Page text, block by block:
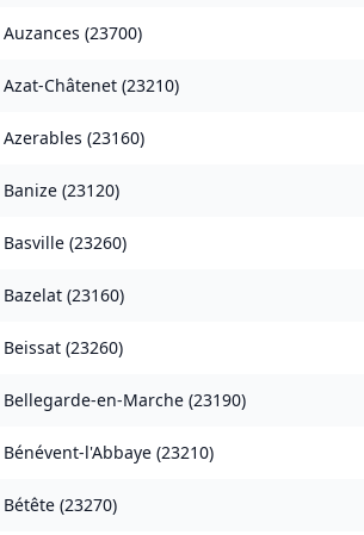
Auzances (23700)
Azat-Châtenet (23210)
Azerables (23160)
Banize (23120)
Basville (23260)
Bazelat (23160)
Beissat (23260)
Bellegarde-en-Marche (23190)
Bénévent-l'Abbaye (23210)
Bétête (23270)